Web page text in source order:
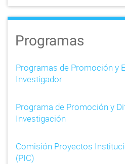
Programas
Programas de Promoción y
Investigador
Programa de Promoción y
Investigación
Comisión Proyectos
(PIC)